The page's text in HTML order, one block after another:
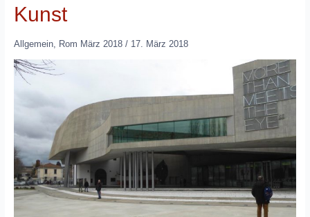
Kunst
Allgemein, Rom März 2018/ 17. März 2018